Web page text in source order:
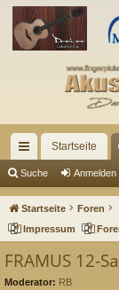
ch
ne
llz
ug
riff
Startseite
Suche Anmelden
Startseite Foren
Impressum
FRAMUS 12-
Moderator: RB